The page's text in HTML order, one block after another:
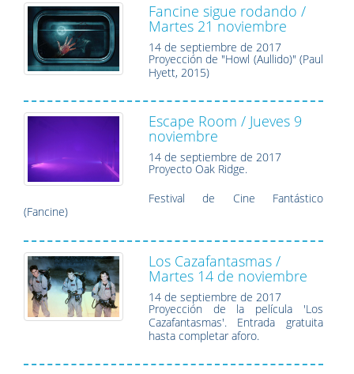
Fancine sigue rodando /
Martes 21 noviembre
14 de septiembre de 2017
Proyección de "Howl (Aullido)" (Paul
Hyett, 2015)
Escape Room / Jueves 9
noviembre
14 de septiembre de 2017
Proyecto Oak Ridge.
Festival de Cine Fantástico
(Fancine)
Los Cazafantasmas /
Martes 14 de noviembre
14 de septiembre de 2017
Proyección de la película 'Los
Cazafantasmas'. Entrada gratuita
hasta completar aforo.